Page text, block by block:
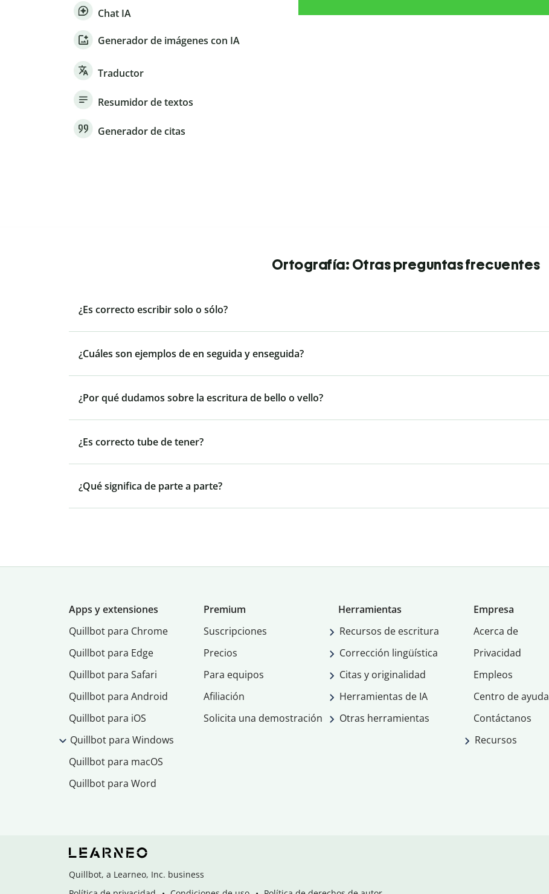
Chat IA
Generador de imágenes con IA
Traductor
Resumidor de textos
Generador de citas
Ortografía: Otras preguntas frecuentes
¿Es correcto escribir solo o sólo?
¿Cuáles son ejemplos de en seguida y enseguida?
¿Por qué dudamos sobre la escritura de bello o vello?
¿Es correcto tube de tener?
¿Qué significa de parte a parte?
Apps y extensiones
Quillbot para Chrome
Quillbot para Edge
Quillbot para Safari
Quillbot para Android
Quillbot para iOS
Quillbot para Windows
Quillbot para macOS
Quillbot para Word
Premium
Suscripciones
Precios
Para equipos
Afiliación
Solicita una demostración
Herramientas
Recursos de escritura
Corrección lingüística
Citas y originalidad
Herramientas de IA
Otras herramientas
Empresa
Acerca de
Privacidad
Empleos
Centro de ayuda
Contáctanos
Recursos
Quillbot, a Learneo, Inc. business